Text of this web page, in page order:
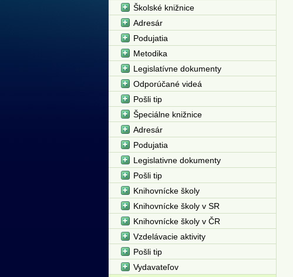
Školské knižnice
Adresár
Podujatia
Metodika
Legislatívne dokumenty
Odporúčané videá
Pošli tip
Špeciálne knižnice
Adresár
Podujatia
Legislativne dokumenty
Pošli tip
Knihovnícke školy
Knihovnícke školy v SR
Knihovnícke školy v ČR
Vzdelávacie aktivity
Pošli tip
Vydavateľov